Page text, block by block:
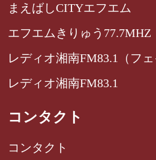
まえばしCITYエフエム
エフエムきりゅう77.7MHZ
レディオ湘南FM83.1（フェ
レディオ湘南FM83.1
コンタクト
コンタクト